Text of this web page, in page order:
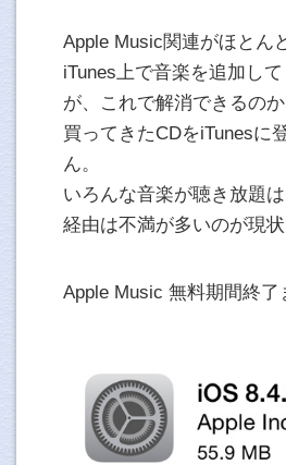
Apple Music関連がほとん
iTunes上で音楽を追加し
が、これで解消できるのか
買ってきたCDをiTunesに
ん。
いろんな音楽が聴き放題
経由は不満が多いのが現
Apple Music 無料期間終了